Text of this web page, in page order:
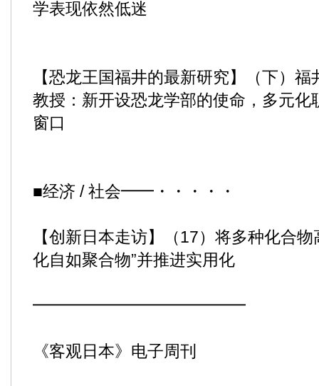
学表现依然低迷
【恐龙王国福井的最新研究】（下）
教授：新开设恐龙学部的使命，多元化
窗口
■经济 / 社会━━・・・・・
【创新日本走访】（17）将多种化合
化自如聚合物”并推进实用化
━━━━━━━━━━━━━
《客观日本》电子周刊